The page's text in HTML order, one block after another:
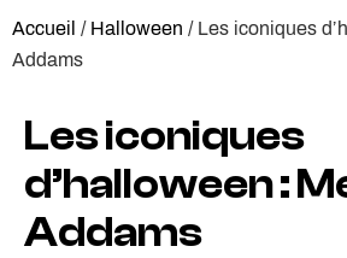
Accueil / Halloween / Les iconiques
Addams
Les iconiques
d’halloween :
Addams